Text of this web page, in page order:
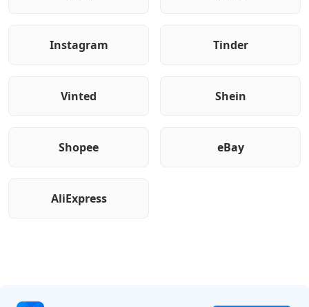
Instagram Tinder
Vinted Shein
Shopee eBay
AliExpress